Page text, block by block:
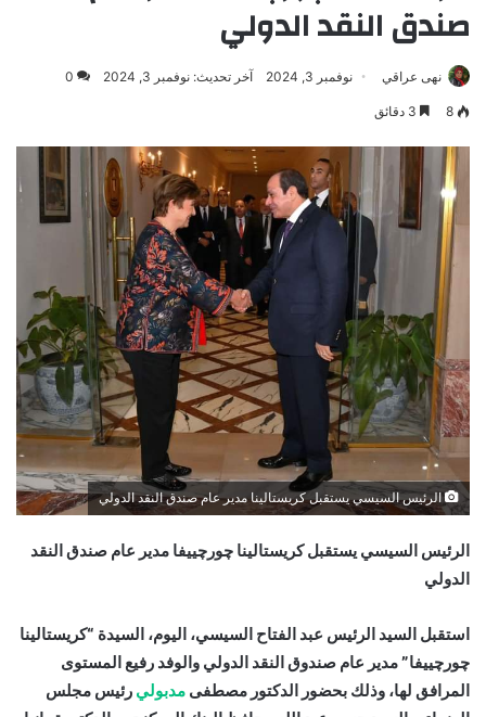
صندق النقد الدولي
نهى عراقي نوفمبر 3, 2024 آخر تحديث: نوفمبر 3, 2024 0
8
الرئيس السيسي يستقبل كريستالينا مدير عام صندق النقد الدولي
الرئيس السيسي يستقبل كريستالينا چورچييفا مدير عام صندق النقد
الدولي
استقبل السيد الرئيس عبد الفتاح السيسي، اليوم، السيدة “كريستالينا
چورچييفا” مدير عام صندوق النقد الدولي والوفد رفيع المستوى
المرافق لها، وذلك بحضور الدكتور مصطفى مدبولي رئيس مجلس